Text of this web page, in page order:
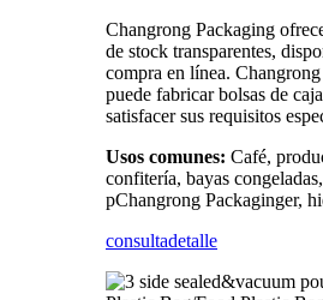
Changrong Packaging
de stock transparentes,
compra en línea.
puede fabricar bolsas de
satisfacer sus requisitos
Usos comunes: Café,
confitería, bayas
pChangrong Packaginger,
consultadetalle